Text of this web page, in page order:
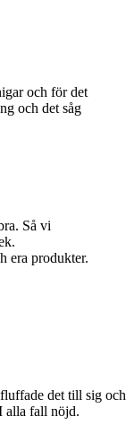
och för det
och det såg
Så vi
era produkter.
det till sig och
alla fall nöjd.